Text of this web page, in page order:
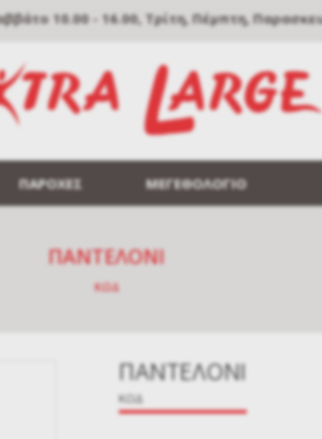
ΠΑΡΟΧΕΣ ΜΕΓΕΘΟΛΟΓΙΟ
ΠΑΝΤΕΛΟΝΙ
ΚΩΔ
ΠΑΝΤΕΛΟΝΙ
ΚΩΔ
10.00 - 16.00, Τρίτη, Πέμπτη,